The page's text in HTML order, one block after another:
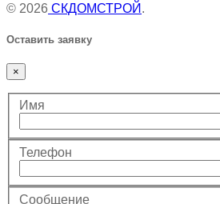
© 2026 СКДОМСТРОЙ .
Оставить заявку
×
Имя
Телефон
Сообщение